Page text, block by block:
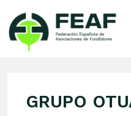
content
Asociaciones
GRUPO